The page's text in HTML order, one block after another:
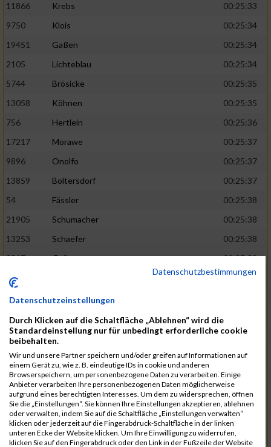
11866
Krebs
00:25:33
9750
Klois
00:25:34
19451
Gaßen
00:25:34
2105
Lichteblau
00:25:34
5744
Brösicke
00:25:35
13058
Köhnen
00:25:35
756
Hertlein
00:25:36
17217
Morawe
00:25:37
9896
Onolfo
00:25:37
13859
Boltersdorf
00:25:37
54
Fässler
00:25:38
21905
Schumacher
00:25:38
13253
Schaefer
00:25:38
2317
Golbar
00:25:38
5561
00:25:38
12006
Laudien
9273
Nicotra
7717
Lades
00:25:38
15581
Adamczak
00:25:38
3162
Heilig
00:25:39
3107
Schork
00:25:40
5888
Regneri
00:25:41
8971
Bien 00:25:42
Datenschutzbestimmungen
Datenschutzeinstellungen
Durch Klicken auf die Schaltfläche „Ablehnen“ wird die
Standardeinstellung nur für unbedingt erforderliche cookie
beibehalten.
Wir und unsere Partner speichern und/oder greifen auf Informationen auf
einem Gerät zu, wie z. B. eindeutige IDs in cookie und anderen
Browserspeichern, um personenbezogene Daten zu verarbeiten. Einige
Anbieter verarbeiten Ihre personenbezogenen Daten möglicherweise
aufgrund eines berechtigten Interesses. Um dem zu widersprechen, öffnen
Sie die „Einstellungen“. Sie können Ihre Einstellungen akzeptieren, ablehnen
oder verwalten, indem Sie auf die Schaltfläche „Einstellungen verwalten“
klicken oder jederzeit auf die Fingerabdruck-Schaltfläche in der linken
unteren Ecke der Website klicken. Um Ihre Einwilligung zu widerrufen,
klicken Sie auf den Fingerabdruck oder den Link in der Fußzeile der Website